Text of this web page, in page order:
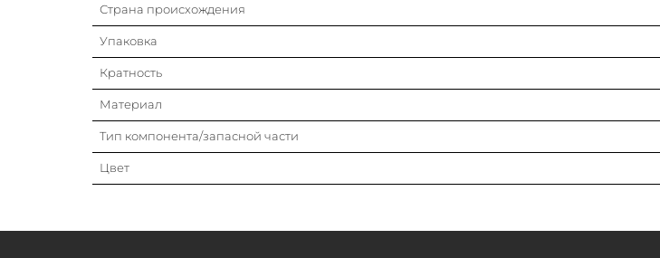
Страна происхождения
Упаковка
Кратность
Материал
Тип компонента/запасной части
Цвет